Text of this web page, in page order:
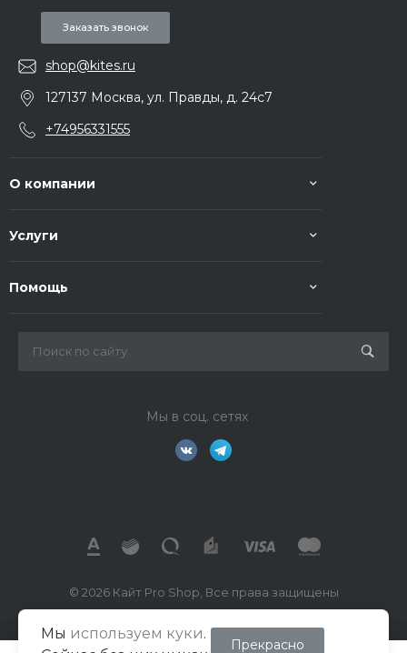
Заказать звонок
shop@kites.ru
127137 Москва, ул. Правды, д. 24с7
+74956331555
О компании
Услуги
Помощь
Мы в соц. сетях
© 2026 Кайт Pro Shop, Все права защищены
ИП Маркелов В.А.
Мы используем куки.
Прекрасно